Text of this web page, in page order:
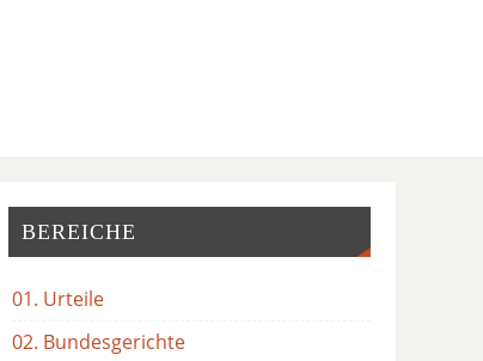
BEREICHE
01. Urteile
02. Bundesgerichte